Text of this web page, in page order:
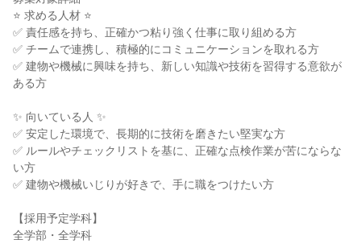
⭐ 求める人材 ⭐
✅ 責任感を持ち、正確かつ粘り強く仕事に取り組める方
✅ チームで連携し、積極的にコミュニケーションを取れる方
✅ 建物や機械に興味を持ち、新しい知識や技術を習得する意欲が
ある方
✨ 向いている人 ✨
✅ 安定した環境で、長期的に技術を磨きたい堅実な方
✅ ルールやチェックリストを基に、正確な点検作業が苦にならな
い方
✅ 建物や機械いじりが好きで、手に職をつけたい方
【採用予定学科】
全学部・全学科